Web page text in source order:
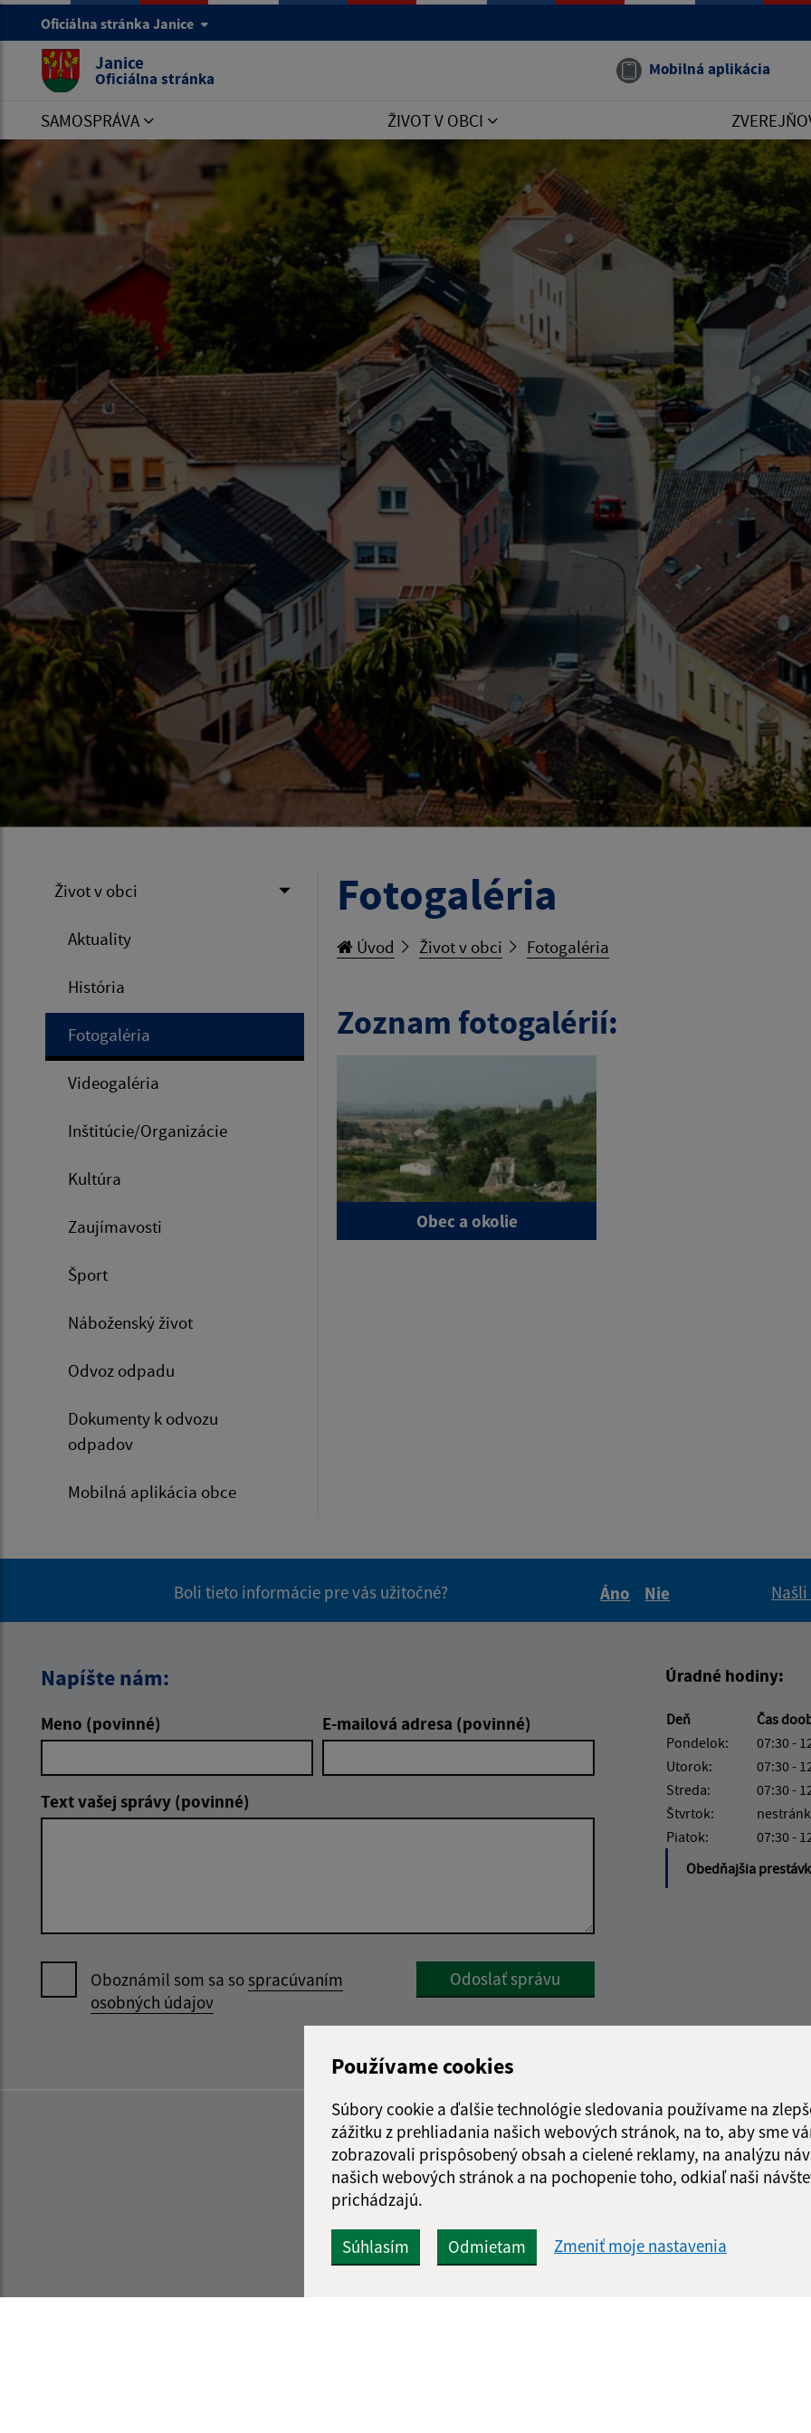
Používame cookies
Súbory cookie a ďalšie technológie sledovania používame na
zážitku z prehliadania našich webových stránok, na to, aby sme
zobrazovali prispôsobený obsah a cielené reklamy, na analýzu
našich webových stránok a na pochopenie toho, odkiaľ naši
prichádzajú.
Súhlasím Odmietam Zmeniť moje nastavenia
Oficiálna stránka Janice
Janice
Oficiálna stránka Mobilná aplikácia
SAMOSPRÁVA ŽIVOT V OBCI
Život v obci
Aktuality
História
Fotogaléria
Videogaléria
Inštitúcie/Organizácie
Kultúra
Zaujímavosti
Šport
Náboženský život
Odvoz odpadu
Dokumenty k odvozu
odpadov
Mobilná aplikácia obce
Fotogaléria
Úvod Život v obci Fotogaléria
Zoznam fotogalérií:
Obec a okolie
Boli tieto informácie pre vás užitočné?
Áno
Nie
Napíšte nám:
Meno (povinné) E-mailová adresa (povinné)
Text vašej správy (povinné)
Oboznámil som sa sospracúvaním
osobných údajov
Google reCaptcha Response
Odoslať správu
Úradné hodiny:
Deň Čas
Pondelok:
07:30 -
Utorok:
07:30 -
Streda:
07:30 -
Štvrtok:
Piatok:
07:30 -
Obedňajšia